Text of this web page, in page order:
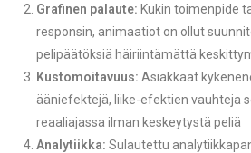
Grafinen palaute: Kukin toimenpide
responsin, animaatiot on ollut
pelipäätöksiä häiriintämättä
Kustomoitavuus: Asiakkaat
ääniefektejä, liike-efektien vauhteja
reaaliajassa ilman keskeytystä peliä
Analytiikka: Sulautettu